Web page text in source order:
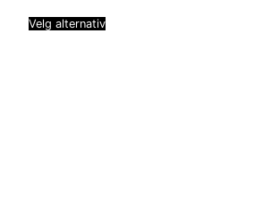
Velg alternativ